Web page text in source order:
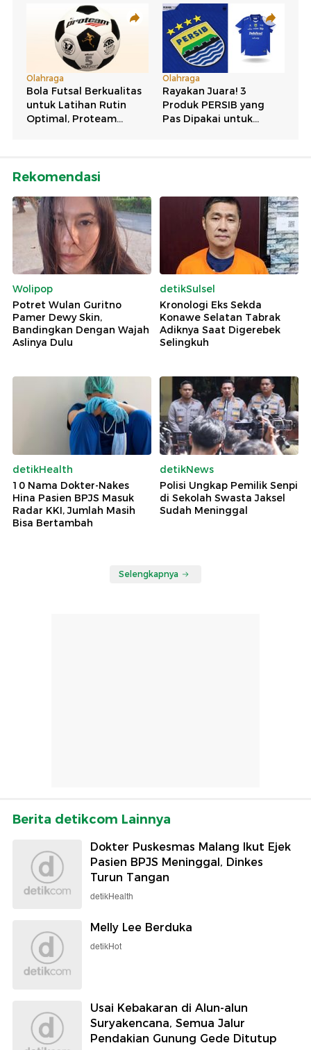
Rekomendasi
Wolipop
Potret Wulan Guritno
Pamer Dewy Skin,
Bandingkan Dengan Wajah
Aslinya Dulu
detikSulsel
Kronologi Eks Sekda
Konawe Selatan Tabrak
Adiknya Saat Digerebek
Selingkuh
detikHealth
10 Nama Dokter-Nakes
Hina Pasien BPJS Masuk
Radar KKI, Jumlah Masih
Bisa Bertambah
detikNews
Polisi Ungkap Pemilik Senpi
di Sekolah Swasta Jaksel
Sudah Meninggal
Selengkapnya
Berita detikcom Lainnya
Dokter Puskesmas Malang Ikut Ejek
Pasien BPJS Meninggal, Dinkes
Turun Tangan
detikHealth
Melly Lee Berduka
detikHot
Usai Kebakaran di Alun-alun
Suryakencana, Semua Jalur
Pendakian Gunung Gede Ditutup